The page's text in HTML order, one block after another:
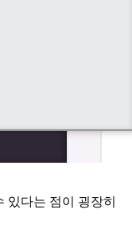
있다는 점이 굉장히